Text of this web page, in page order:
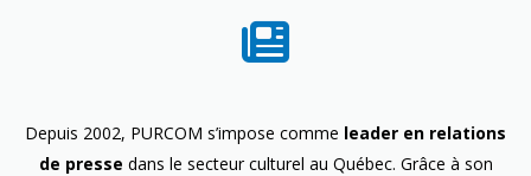
Depuis 2002, PURCOM s’impose comme leader en relations
de presse dans le secteur culturel au Québec. Grâce à son